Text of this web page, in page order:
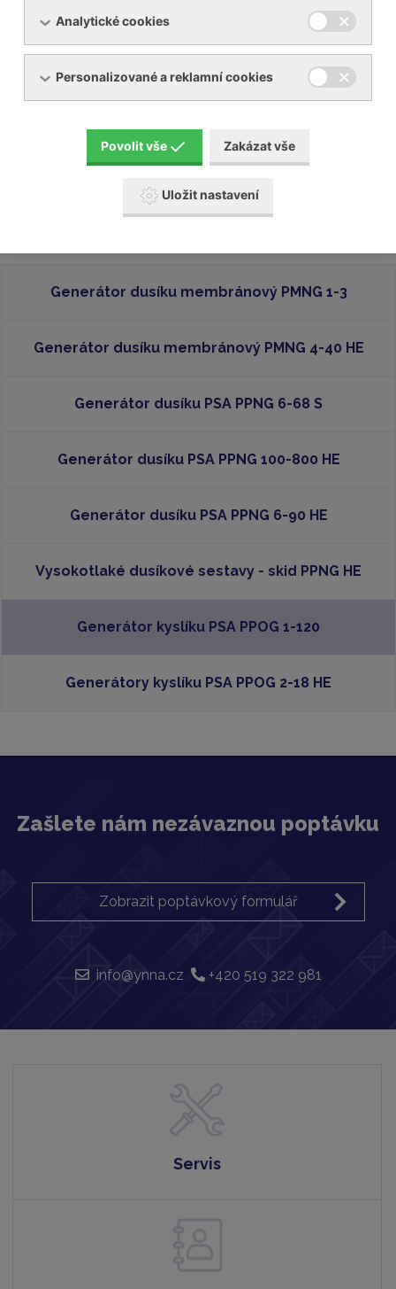
Filtrace kyslíku
Generátor dusíku membránový PMNG 1-3
Generátor dusíku membránový PMNG 4-40 HE
Generátor dusíku PSA PPNG 6-68 S
Generátor dusíku PSA PPNG 100-800 HE
Generátor dusíku PSA PPNG 6-90 HE
Vysokotlaké dusíkové sestavy - skid PPNG HE
Generátor kyslíku PSA PPOG 1-120
Generátory kyslíku PSA PPOG 2-18 HE
Zašlete nám nezávaznou poptávku
Zobrazit poptávkový formulář
info@ynna.cz +420 519 322 981
Servis
Analytické cookies
Personalizované a reklamní cookies
Povolit vše Zakázat vše
Uložit nastavení